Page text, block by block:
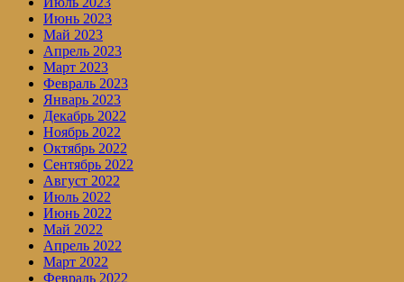
Июнь 2023
Май 2023
Апрель 2023
Март 2023
Февраль 2023
Январь 2023
Декабрь 2022
Ноябрь 2022
Октябрь 2022
Сентябрь 2022
Август 2022
Июль 2022
Июнь 2022
Май 2022
Апрель 2022
Март 2022
Февраль 2022